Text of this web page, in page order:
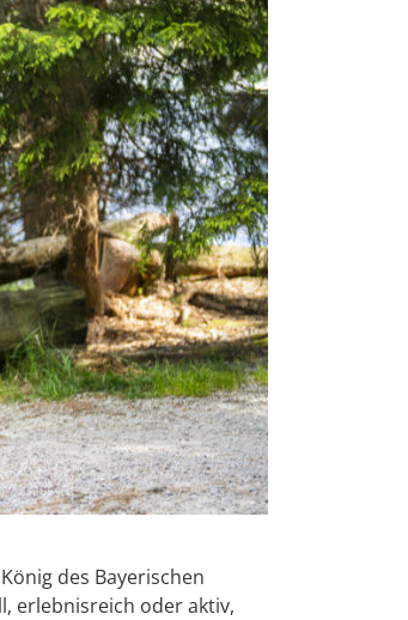
des Bayerischen
erlebnisreich oder aktiv,